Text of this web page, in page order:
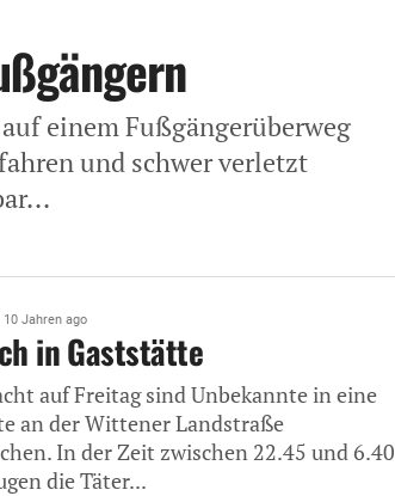
einem Fußgängerüberweg
und schwer verletzt
10 Jahren ago
in Gaststätte
auf Freitag sind Unbekannte in eine
an der Wittener Landstraße
In der Zeit zwischen 22.45 und 6.40
die Täter...